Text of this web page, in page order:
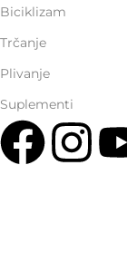
Biciklizam
Trčanje
Plivanje
Suplementi